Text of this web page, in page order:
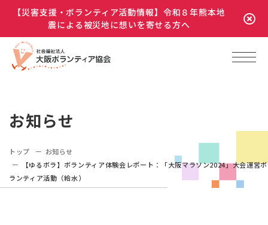
【災害支援・ボランティア活動情報】令和８年熊本地
震による被災地に想いを寄せる方へ
お知らせ
トップ
お知らせ
【ゆるボラ】ボランティア体験会レポート：「大阪マラソン2024」大会運営ボ
ランティア活動（給水）